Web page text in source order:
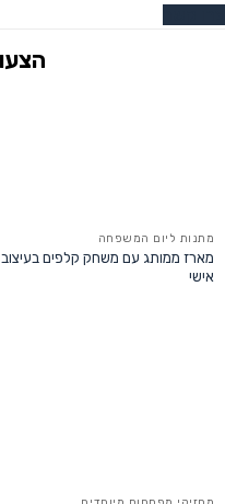
מתנות ליום המשפחה
מארז ממותג עם משחק קלפים בעיצוב
אישי